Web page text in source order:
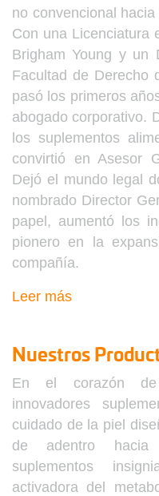
no convencional
Con una Licenciatura
Brigham Young y un
Facultad de Derecho
pasó los primeros
abogado corporativo.
los suplementos
convirtió en Asesor
Dejó el mundo legal
nombrado Director
papel, aumentó los
pionero en la
compañía.
Leer más
Nuestros
En el corazón de
innovadores
cuidado de la piel
de adentro hacia
suplementos
activadora del